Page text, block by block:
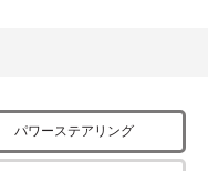
パワーステアリング